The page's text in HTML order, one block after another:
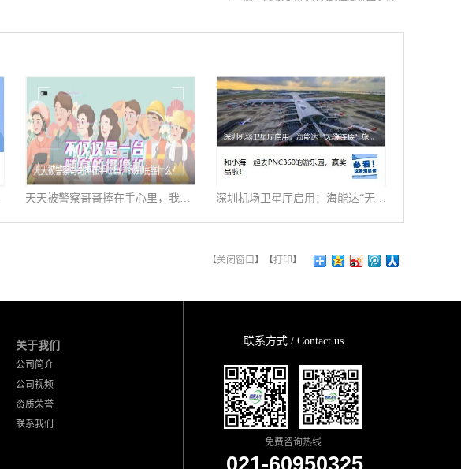
【关闭窗口 】【打印】
关于我们
公司简介
公司视频
资质荣誉
联系我们
联系方式 / Contact us
免费咨询热线
021-60950325